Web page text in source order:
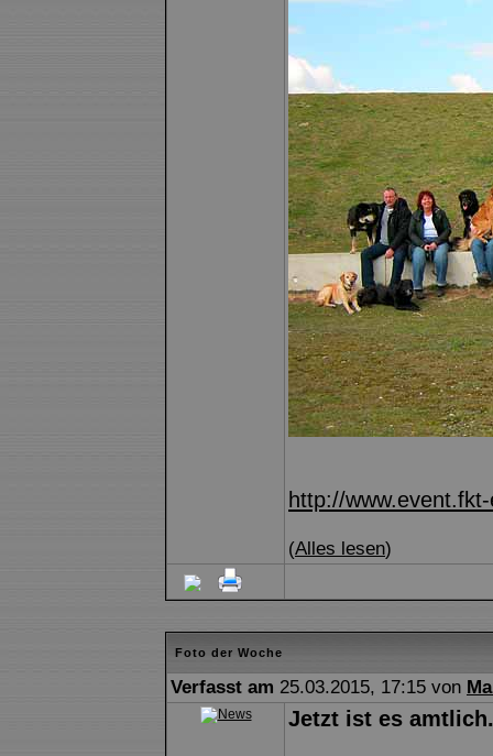
http://
(Alles lesen)
Foto der Woche
Verfasst am 25.03.2015, 17:15 von
Jetzt ist es